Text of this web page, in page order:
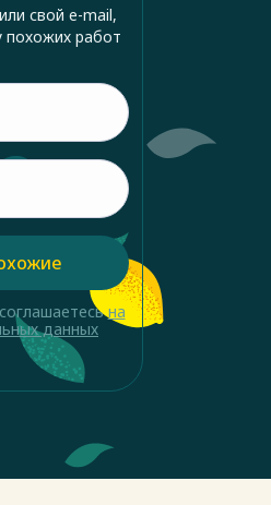
свой e-mail,
работ
на
данных